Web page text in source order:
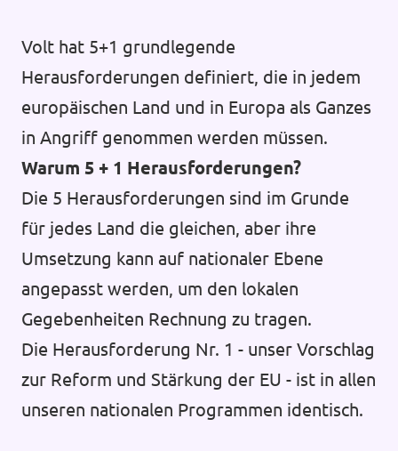
Volt hat 5+1 grundlegende
Herausforderungen definiert, die in jedem
europäischen Land und in Europa als Ganzes
in Angriff genommen werden müssen.
Warum 5 + 1 Herausforderungen?
Die 5 Herausforderungen sind im Grunde
für jedes Land die gleichen, aber ihre
Umsetzung kann auf nationaler Ebene
angepasst werden, um den lokalen
Gegebenheiten Rechnung zu tragen.
Die Herausforderung Nr. 1 - unser Vorschlag
zur Reform und Stärkung der EU - ist in allen
unseren nationalen Programmen identisch.